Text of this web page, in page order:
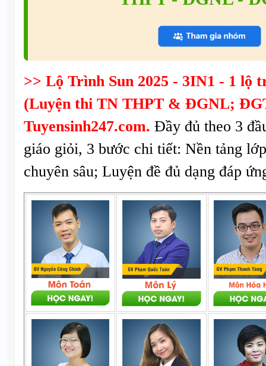
>> Lộ Trình Sun 2025 - 3IN1 - 1 lộ
(Luyện thi TN THPT & ĐGNL;
Tuyensinh247.com. Đầy đủ theo 3
giáo giỏi, 3 bước chi tiết: Nền tảng
chuyên sâu; Luyện đề đủ dạng đáp